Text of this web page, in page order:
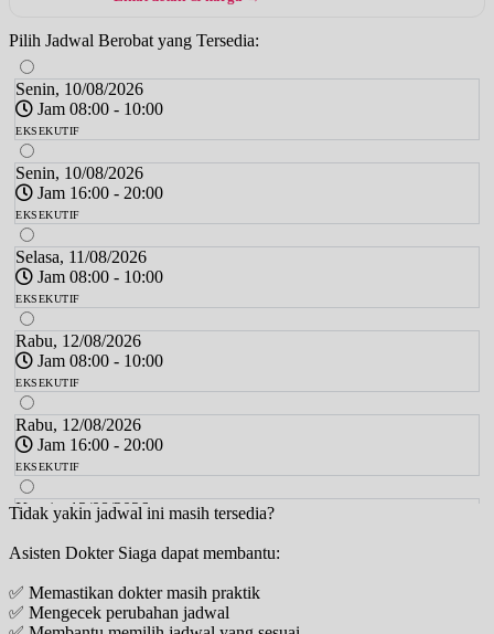
Pilih Jadwal Berobat yang Tersedia:
Senin, 10/08/2026
Jam 08:00 - 10:00
EKSEKUTIF
Senin, 10/08/2026
Jam 16:00 - 20:00
EKSEKUTIF
Selasa, 11/08/2026
Jam 08:00 - 10:00
EKSEKUTIF
Rabu, 12/08/2026
Jam 08:00 - 10:00
EKSEKUTIF
Rabu, 12/08/2026
Jam 16:00 - 20:00
EKSEKUTIF
Kamis, 13/08/2026
Jam 08:00 - 10:00
EKSEKUTIF
Jumat, 14/08/2026
Jam 08:00 - 10:00
Tidak yakin jadwal ini masih tersedia?
Asisten Dokter Siaga dapat membantu:
✅ Memastikan dokter masih praktik
✅ Mengecek perubahan jadwal